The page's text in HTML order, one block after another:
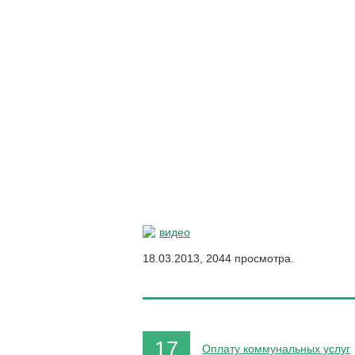
видео
18.03.2013, 2044 просмотра.
17
Оплату коммунальных услуг